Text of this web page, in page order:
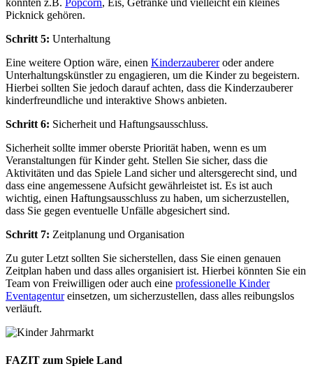
könnten z.B. Popcorn, Eis, Getränke und vielleicht ein kleines
Picknick gehören.
Schritt 5: Unterhaltung
Eine weitere Option wäre, einen Kinderzaubereroder andere
Unterhaltungskünstler zu engagieren, um die Kinder zu begeistern.
Hierbei sollten Sie jedoch darauf achten, dass die Kinderzauberer
kinderfreundliche und interaktive Shows anbieten.
Schritt 6: Sicherheit und Haftungsausschluss.
Sicherheit sollte immer oberste Priorität haben, wenn es um
Veranstaltungen für Kinder geht. Stellen Sie sicher, dass die
Aktivitäten und das Spiele Land sicher und altersgerecht sind, und
dass eine angemessene Aufsicht gewährleistet ist. Es ist auch
wichtig, einen Haftungsausschluss zu haben, um sicherzustellen,
dass Sie gegen eventuelle Unfälle abgesichert sind.
Schritt 7: Zeitplanung und Organisation
Zu guter Letzt sollten Sie sicherstellen, dass Sie einen genauen
Zeitplan haben und dass alles organisiert ist. Hierbei könnten Sie ein
Team von Freiwilligen oder auch eine professionelle Kinder
Eventagentureinsetzen, um sicherzustellen, dass alles reibungslos
verläuft.
FAZIT zum Spiele Land